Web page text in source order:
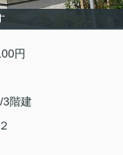
円
3階建